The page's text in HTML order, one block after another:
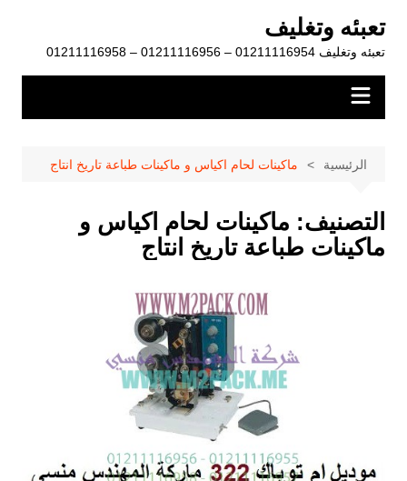
المحتوى
تعبئه وتغليف
تعبئه وتغليف 01211116954 – 01211116956 – 01211116958
الرئيسية ماكينات لحام اكياس و ماكينات طباعة تاريخ انتاج
التصنيف: ماكينات لحام اكياس و
ماكينات طباعة تاريخ انتاج